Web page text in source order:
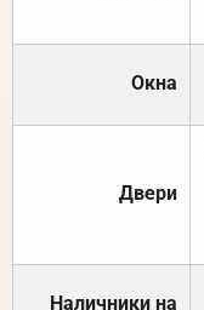
Окна
Двери
Наличники на